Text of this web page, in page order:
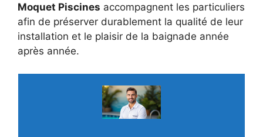
Moquet Piscines accompagnent les particuliers
afin de préserver durablement la qualité de leur
installation et le plaisir de la baignade année
après année.